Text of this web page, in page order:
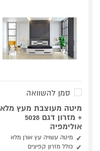
סמן להשוואה
מיטה מעוצבת מעץ מלא
+ מזרון דגם 5028
אולימפיה
מיטה עשויה עץ אורן מלא
כולל מזרון קפיצים